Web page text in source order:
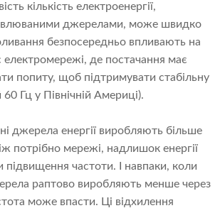
кількість електроенергії,
джерелами, може швидко
безпосередньо впливають на
електромережі, де постачання має
попиту, щоб підтримувати стабільну
60 Гц у Північній Америці).
джерела енергії виробляють більше
потрібно мережі, надлишок енергії
частоти. І навпаки, коли
раптово виробляють менше через
може впасти. Ці відхилення